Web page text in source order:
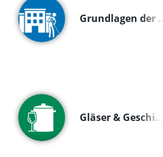
Grundlagen der …
Gläser & Geschi…